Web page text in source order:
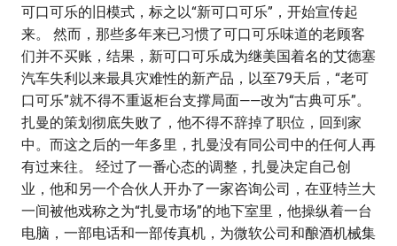
可口可乐的旧模式，标之以“新可口可乐”，开始宣传起
来。 然而，那些多年来已习惯了可口可乐味道的老顾客
们并不买账，结果，新可口可乐成为继美国着名的艾德塞
汽车失利以来最具灾难性的新产品，以至79天后，“老可
口可乐”就不得不重返柜台支撑局面——改为“古典可乐”。
扎曼的策划彻底失败了，他不得不辞掉了职位，回到家
中。而这之后的一年多里，扎曼没有同公司中的任何人再
有过来往。 经过了一番心态的调整，扎曼决定自己创
业，他和另一个合伙人开办了一家咨询公司，在亚特兰大
一间被他戏称之为“扎曼市场”的地下室里，他操纵着一台
电脑，一部电话和一部传真机，为微软公司和酿酒机械集